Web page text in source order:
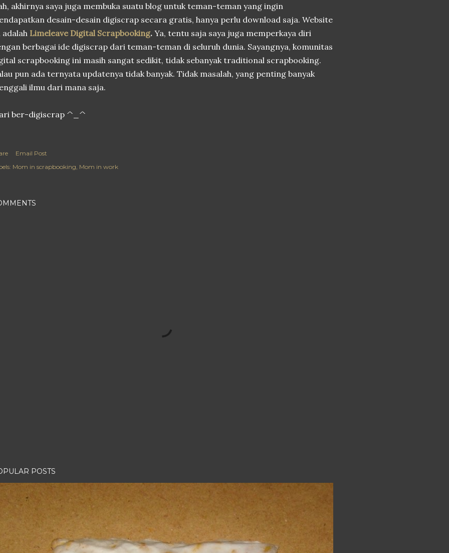
akhirnya saya juga membuka suatu blog untuk teman-teman yang ingin
desain-desain digiscrap secara gratis, hanya perlu download saja. Website
adalah Limeleave Digital Scrapbooking. Ya, tentu saja saya juga memperkaya diri
berbagai ide digiscrap dari teman-teman di seluruh dunia. Sayangnya, komunitas
scrapbooking ini masih sangat sedikit, tidak sebanyak traditional scrapbooking.
pun ada ternyata updatenya tidak banyak. Tidak masalah, yang penting banyak
ilmu dari mana saja.
ber-digiscrap ^_^
Email Post
Mom in scrapbooking Mom in work
POSTS